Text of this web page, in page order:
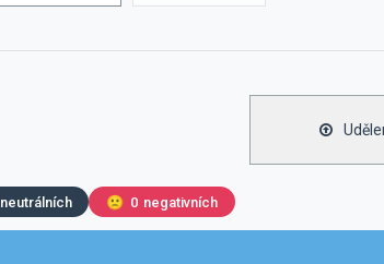
neutrálních 🙁 0 negativních